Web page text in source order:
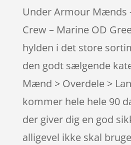
Under Armour Mænds
Crew – Marine OD
hylden i det store
den godt sælgende
Mænd > Overdele >
kommer hele hele 90
der giver dig en god
alligevel ikke skal